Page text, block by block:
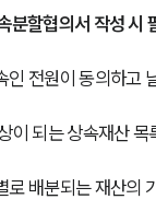
분할협의서 작성 시
인 전원이 동의하고
이 되는 상속재산
로 배분되는 재산의